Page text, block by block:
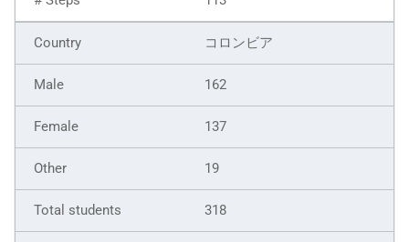
コロンビア
162
137
19
318